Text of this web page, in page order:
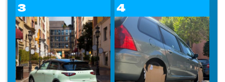
3 4